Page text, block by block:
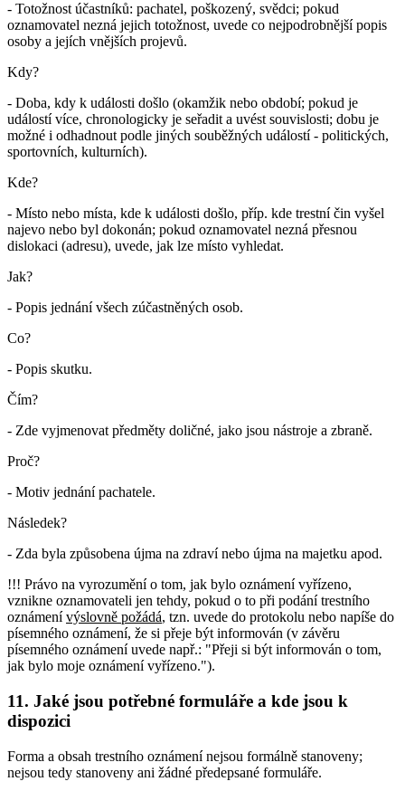
- Totožnost účastníků: pachatel, poškozený, svědci; pokud
oznamovatel nezná jejich totožnost, uvede co nejpodrobnější popis
osoby a jejích vnějších projevů.
Kdy?
- Doba, kdy k události došlo (okamžik nebo období; pokud je
událostí více, chronologicky je seřadit a uvést souvislosti; dobu je
možné i odhadnout podle jiných souběžných událostí - politických,
sportovních, kulturních).
Kde?
- Místo nebo místa, kde k události došlo, příp. kde trestní čin vyšel
najevo nebo byl dokonán; pokud oznamovatel nezná přesnou
dislokaci (adresu), uvede, jak lze místo vyhledat.
Jak?
- Popis jednání všech zúčastněných osob.
Co?
- Popis skutku.
Čím?
- Zde vyjmenovat předměty doličné, jako jsou nástroje a zbraně.
Proč?
- Motiv jednání pachatele.
Následek?
- Zda byla způsobena újma na zdraví nebo újma na majetku apod.
!!! Právo na vyrozumění o tom, jak bylo oznámení vyřízeno,
vznikne oznamovateli jen tehdy, pokud o to při podání trestního
oznámenívýslovně požádá, tzn. uvede do protokolu nebo napíše do
písemného oznámení, že si přeje být informován (v závěru
písemného oznámení uvede např.: "Přeji si být informován o tom,
jak bylo moje oznámení vyřízeno.").
11. Jaké jsou potřebné formuláře a kde jsou k
dispozici
Forma a obsah trestního oznámení nejsou formálně stanoveny;
nejsou tedy stanoveny ani žádné předepsané formuláře.